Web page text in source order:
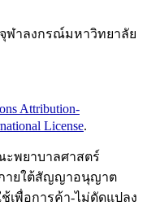
ฬาลงกรณ์มหาวิทยาลัย
Attribution-
License.
พยาบาลศาสตร์
ายใต้สัญญาอนุญาต
ช้เพื่อการค้า-ไม่ดัดแปลง